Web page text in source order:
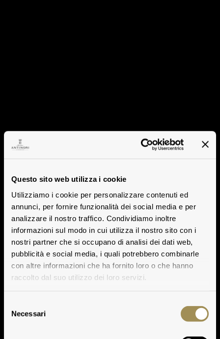
Questo sito web utilizza i cookie
Utilizziamo i cookie per personalizzare contenuti ed
annunci, per fornire funzionalità dei social media e per
analizzare il nostro traffico. Condividiamo inoltre
informazioni sul modo in cui utilizza il nostro sito con i
nostri partner che si occupano di analisi dei dati web,
pubblicità e social media, i quali potrebbero combinarle
con altre informazioni che ha fornito loro o che hanno
raccolto dal suo utilizzo dei loro servizi.
delNecessari